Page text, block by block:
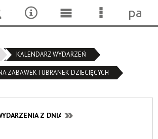
KALENDARZ WYDARZEŃ
ZABAWEK I UBRANEK DZIECIĘCYCH
Z DNIA:
Narzędzia
MenuMenu